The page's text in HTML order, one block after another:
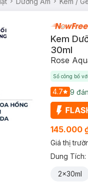
Kem
30ml
Rose
Số công bố
4.7 9
145.000
Giá thị
Dung Tích:
2x30ml